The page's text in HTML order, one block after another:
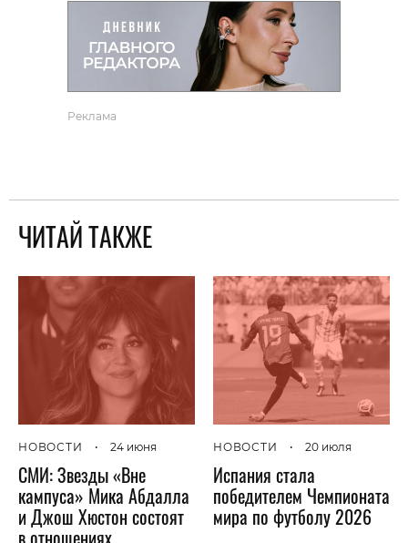
Реклама
ЧИТАЙ ТАКЖЕ
НОВОСТИ • 24 июня
СМИ: Звезды «Вне
кампуса» Мика Абдалла
и Джош Хюстон состоят
в отношениях
НОВОСТИ • 20 июля
Испания стала
победителем Чемпионата
мира по футболу 2026